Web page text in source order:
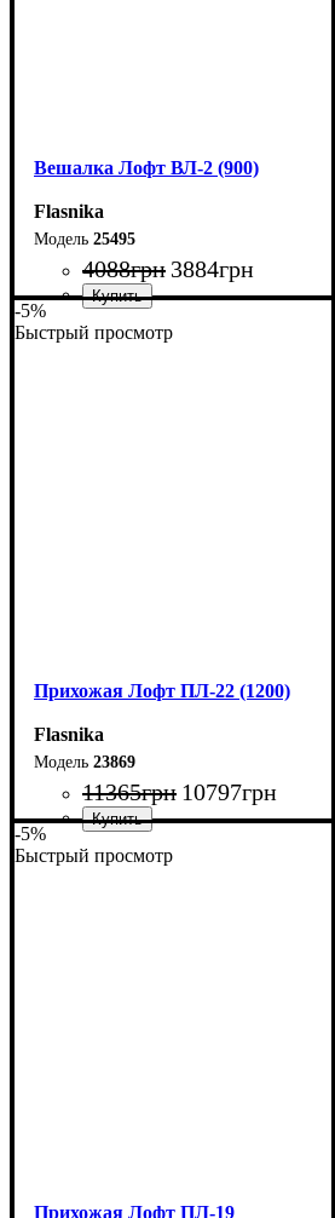
Вешалка Лофт ВЛ-2 (900)
Flasnika
25495
4088грн 3884грн
-5%
Быстрый просмотр
Прихожая Лофт ПЛ-22 (1200)
Flasnika
23869
11365грн 10797грн
-5%
Быстрый просмотр
Прихожая Лофт ПЛ-19